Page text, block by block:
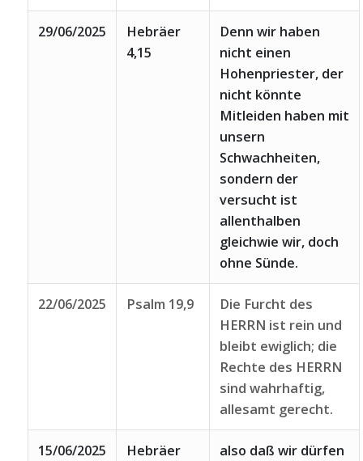
29/06/2025
Hebräer
4,15
Denn wir haben
nicht einen
Hohenpriester, der
nicht könnte
Mitleiden haben mit
unsern
Schwachheiten,
sondern der
versucht ist
allenthalben
gleichwie wir, doch
ohne Sünde.
22/06/2025 Psalm 19,9
Die Furcht des
HERRN ist rein und
bleibt ewiglich; die
Rechte des HERRN
sind wahrhaftig,
allesamt gerecht.
15/06/2025
Hebräer
also daß wir dürfen